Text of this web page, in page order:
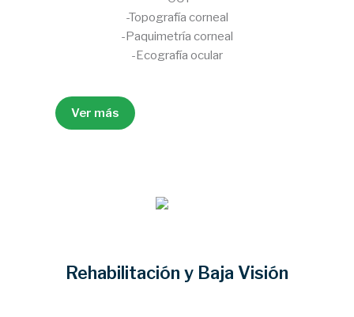
-Topografía corneal
-Paquimetría corneal
-Ecografía ocular
Ver más
Rehabilitación y Baja Visión